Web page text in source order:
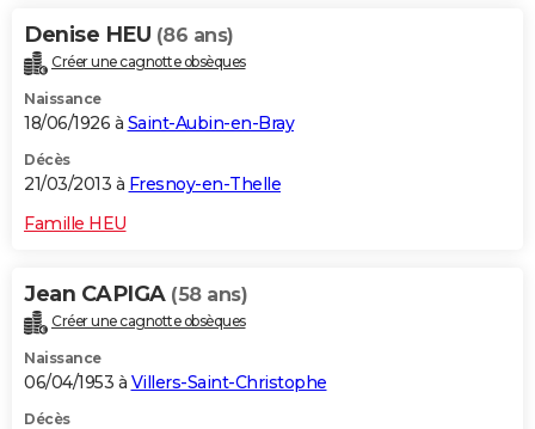
Denise HEU (86 ans)
Créer une cagnotte obsèques
Naissance
18/06/1926 à Saint-Aubin-en-Bray
Décès
21/03/2013 à Fresnoy-en-Thelle
Famille HEU
Jean CAPIGA (58 ans)
Créer une cagnotte obsèques
Naissance
06/04/1953 à Villers-Saint-Christophe
Décès